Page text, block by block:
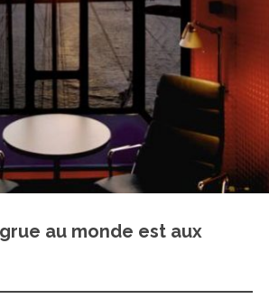
au monde est aux